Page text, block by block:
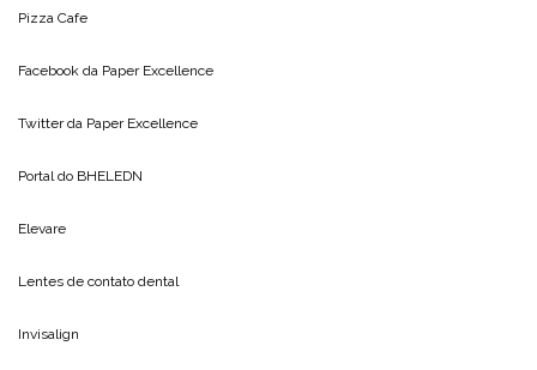
Pizza Cafe
Facebook da Paper Excellence
Twitter da Paper Excellence
Portal do BHELEDN
Elevare
Lentes de contato dental
Invisalign